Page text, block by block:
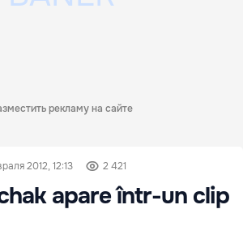
рекламу на сайте
2012, 12:13 2 421
apare într-un clip